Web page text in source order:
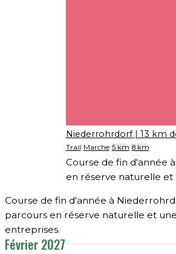
Niederrohrdorf | 13 km
Trail Marche 5 km 8 km
Course de fin d'année
en réserve naturelle
Course de fin d'année à
parcours en réserve naturelle et
entreprises.
Février 2027